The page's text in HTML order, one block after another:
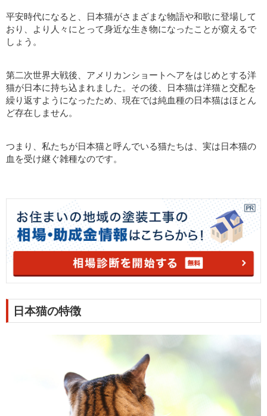
平安時代になると、日本猫がさまざまな物語や和歌に登場して
おり、より人々にとって身近な生き物になったことが窺えるで
しょう。
第二次世界大戦後、アメリカンショートヘアをはじめとする洋
猫が日本に持ち込まれました。その後、日本猫は洋猫と交配を
繰り返すようになったため、現在では純血種の日本猫はほとん
ど存在しません。
つまり、私たちが日本猫と呼んでいる猫たちは、実は日本猫の
血を受け継ぐ雑種なのです。
日本猫の特徴